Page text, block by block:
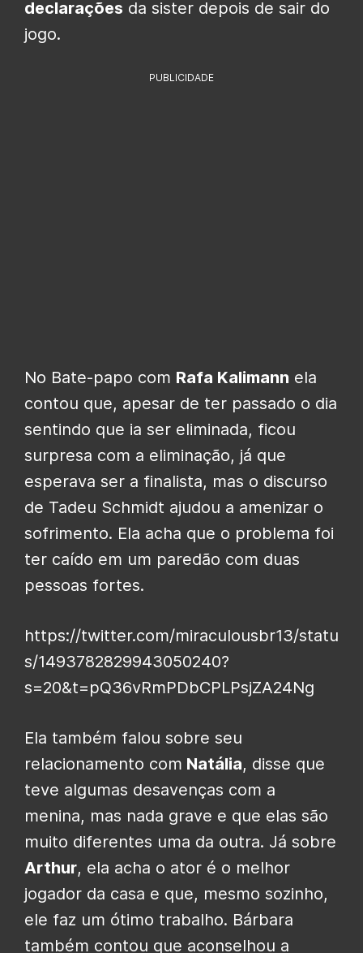
declarações da sister depois de sair do
jogo.
PUBLICIDADE
No Bate-papo com Rafa Kalimann ela
contou que, apesar de ter passado o dia
sentindo que ia ser eliminada, ficou
surpresa com a eliminação, já que
esperava ser a finalista, mas o discurso
de Tadeu Schmidt ajudou a amenizar o
sofrimento. Ela acha que o problema foi
ter caído em um paredão com duas
pessoas fortes.
https://twitter.com/miraculousbr13/statu
s/1493782829943050240?
s=20&t=pQ36vRmPDbCPLPsjZA24Ng
Ela também falou sobre seu
relacionamento com Natália, disse que
teve algumas desavenças com a
menina, mas nada grave e que elas são
muito diferentes uma da outra. Já sobre
Arthur, ela acha o ator é o melhor
jogador da casa e que, mesmo sozinho,
ele faz um ótimo trabalho. Bárbara
também contou que aconselhou a